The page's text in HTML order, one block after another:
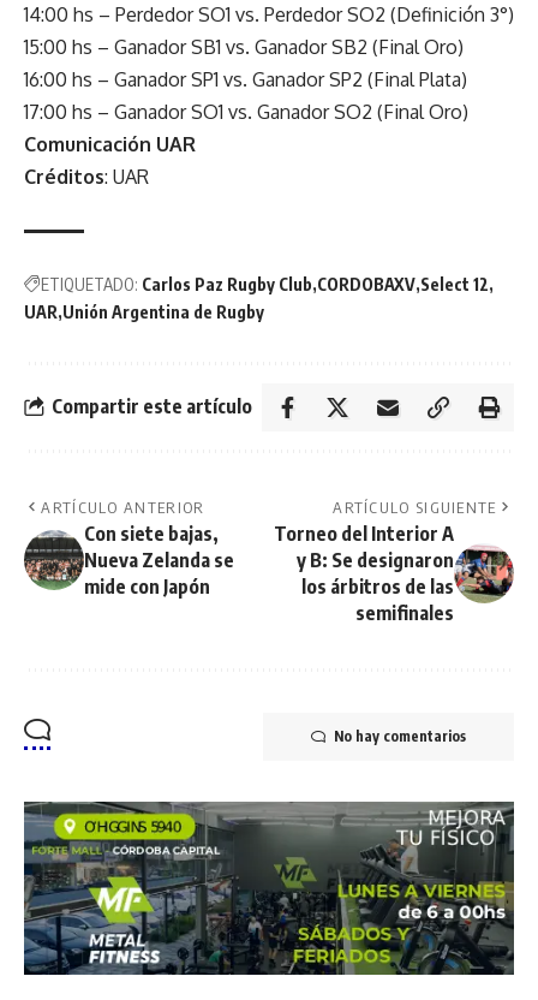
14:00 hs – Perdedor SO1 vs. Perdedor SO2 (Definición 3°)
15:00 hs – Ganador SB1 vs. Ganador SB2 (Final Oro)
16:00 hs – Ganador SP1 vs. Ganador SP2 (Final Plata)
17:00 hs – Ganador SO1 vs. Ganador SO2 (Final Oro)
Comunicación UAR
Créditos: UAR
ETIQUETADO: Carlos Paz Rugby Club CORDOBAXV Select 12
UAR Unión Argentina de Rugby
Compartir este artículo
ARTÍCULO ANTERIOR
Con siete bajas,
Nueva Zelanda se
mide con Japón
ARTÍCULO SIGUIENTE
Torneo del Interior A
y B: Se designaron
los árbitros de las
semifinales
No hay comentarios